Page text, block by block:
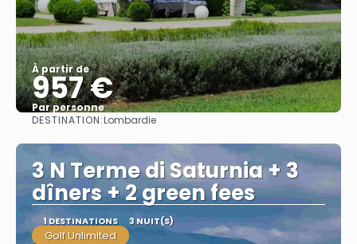
À partir de
957 €
Par personne
DESTINATION:Lombardie
3 N Terme di Saturnia + 3
dîners + 2 green fees
1 DESTINATIONS 3 NUIT(S)
Golf Unlimited